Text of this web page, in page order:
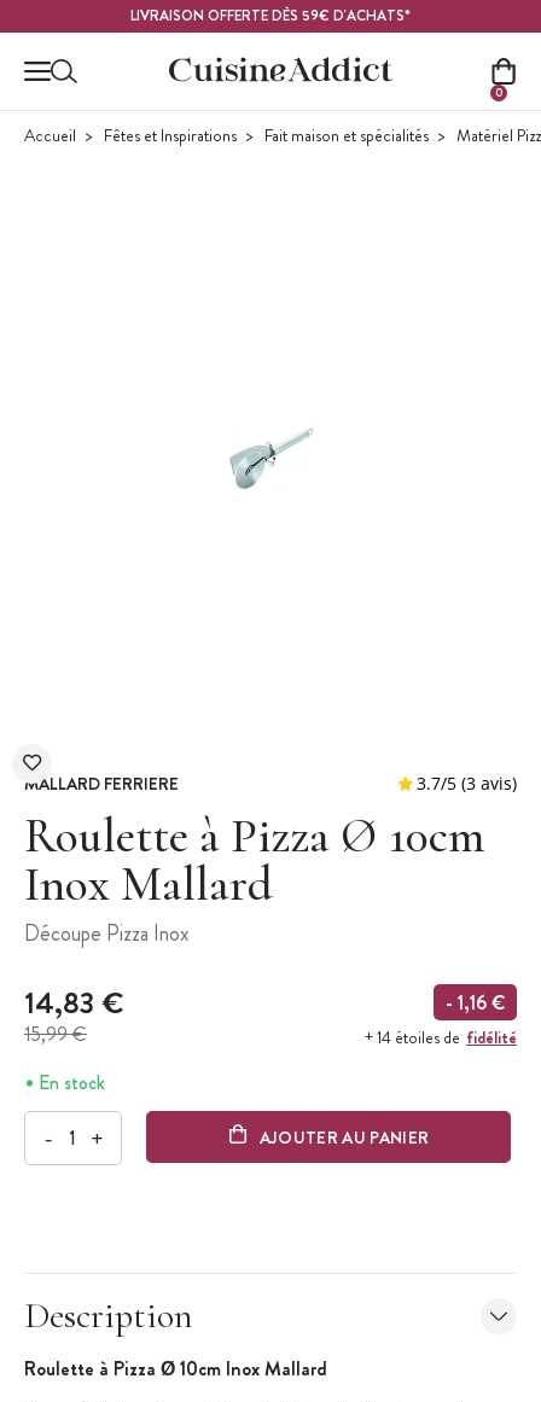
LIVRAISON OFFERTE DÈS 59€ D'ACHATS*
0
Accueil Fêtes et Inspirations Fait maison et spécialités Matériel
MALLARD FERRIERE
Roulette à Pizza Ø 10cm
Inox Mallard
Découpe Pizza Inox
14,83 €
15,99 €
- 1,16 €
+ 14 étoiles de fidélité
En stock
- + AJOUTER AU PANIER
Description
Roulette à Pizza Ø 10cm Inox Mallard